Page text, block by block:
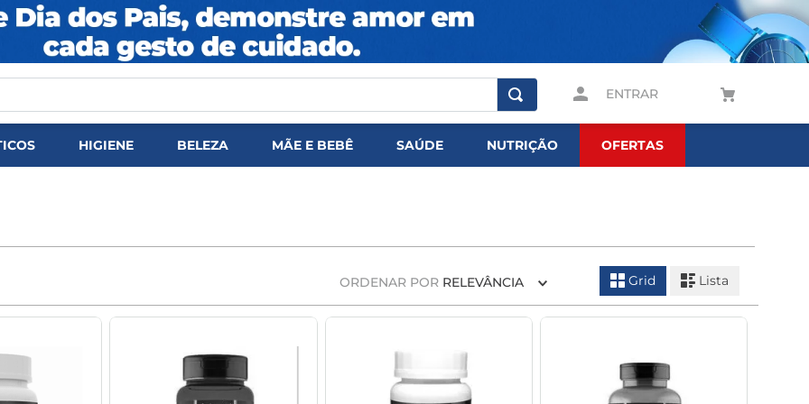
ENTRAR
HIGIENE BELEZA MÃE E BEBÊ SAÚDE NUTRIÇÃO OFERTAS
ORDENAR POR RELEVÂNCIA Grid Lista